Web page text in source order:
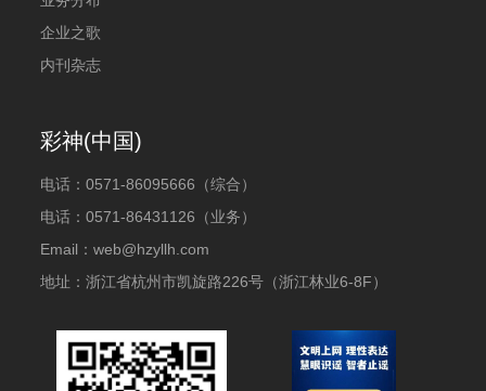
企业之歌
内刊杂志
彩神(中国)
电话：0571-86095666（综合）
电话：0571-86431126（业务）
Email：web@hzyllh.com
地址：浙江省杭州市凯旋路226号（浙江林业6-8F）